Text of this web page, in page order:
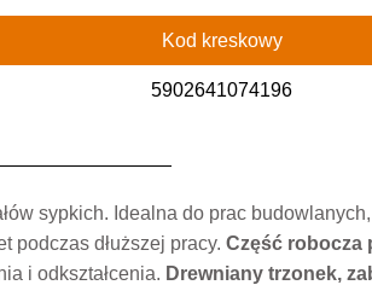
Kod kreskowy
5902641074196
sypkich. Idealna do prac
podczas dłuższej pracy. Część robocza
i odkształcenia. Drewniany trzonek,